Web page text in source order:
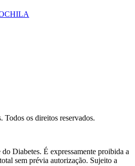
os direitos reservados.
Diabetes. É expressamente proibida a
sem prévia autorização. Sujeito a